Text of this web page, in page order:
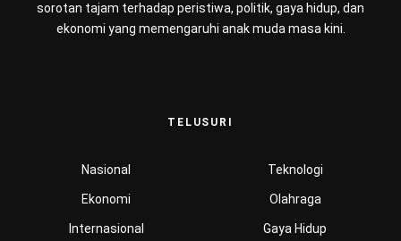
sorotan tajam terhadap peristiwa, politik, gaya hidup, dan
ekonomi yang memengaruhi anak muda masa kini.
TELUSURI
Nasional
Ekonomi
Internasional
Teknologi
Olahraga
Gaya Hidup